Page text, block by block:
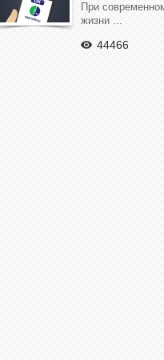
При
жизни ...
44466